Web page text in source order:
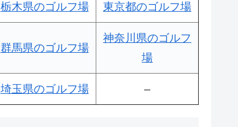
栃木県のゴルフ場 東京都のゴルフ場
群馬県のゴルフ場
神奈川県のゴルフ
場
埼玉県のゴルフ場 –